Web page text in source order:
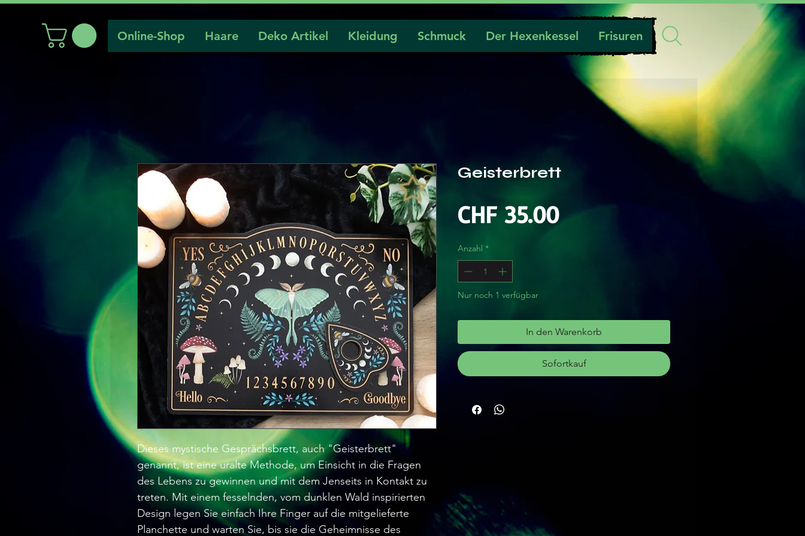
Online-Shop Haare Deko Artikel Kleidung Schmuck Der Hexenkessel Frisuren
Dieses mystische Gesprächsbrett, auch "Geisterbrett"
genannt, ist eine uralte Methode, um Einsicht in die Fragen
des Lebens zu gewinnen und mit dem Jenseits in Kontakt zu
treten. Mit einem fesselnden, vom dunklen Wald inspirierten
Design legen Sie einfach Ihre Finger auf die mitgelieferte
Planchette und warten Sie, bis sie die Geheimnisse des
Geisterbrett
CHF 35.00Preis
Anzahl *
Nur noch 1 verfügbar
In den Warenkorb
Sofortkauf